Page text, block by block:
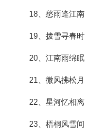
18、愁雨逢江南
19、拨雪寻春时
20、江南雨绵眠
21、微风拂松月
22、星河忆相离
23、梧桐风雪间